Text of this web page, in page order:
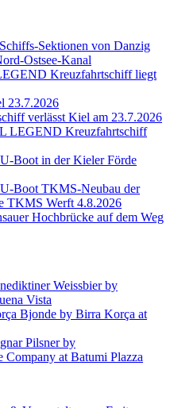
Sektionen von Danzig
Ostsee-Kanal
Kreuzfahrtschiff liegt
23.7.2026
verlässt Kiel am 23.7.2026
LEGEND Kreuzfahrtschiff
Boot in der Kieler Förde
Boot TKMS-Neubau der
TKMS Werft 4.8.2026
Hochbrücke auf dem Weg
Weissbier by
Vista
Bjonde by Birra Korça at
Pilsner by
Company at Batumi Plazza